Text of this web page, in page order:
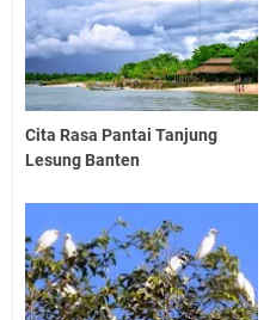
Cita Rasa Pantai Tanjung
Lesung Banten